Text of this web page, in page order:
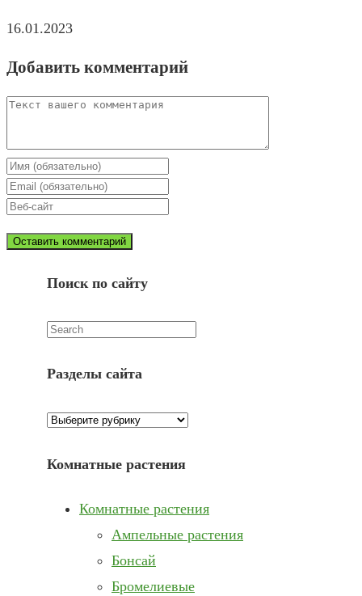
16.01.2023
Добавить комментарий
Comment
Enter
your
name
username
Enter
your
Enter
website
(optional)Поиск по сайту
Искать:
Разделы сайта
Разделы
Комнатные растения
Комнатные растения
Ампельные растения
Бонсай
Бромелиевые